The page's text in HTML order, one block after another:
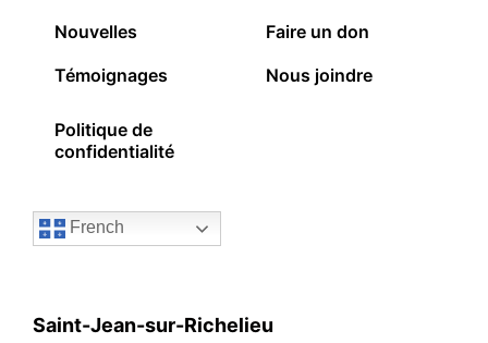
Nouvelles
Témoignages
Faire un don
Nous joindre
Politique de
confidentialité
French
Saint-Jean-sur-Richelieu